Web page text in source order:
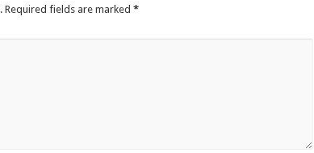
Required fields are marked *